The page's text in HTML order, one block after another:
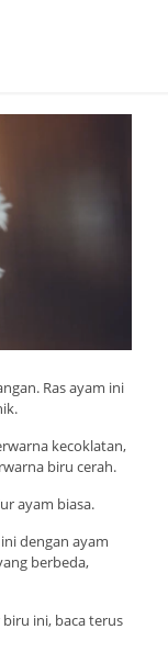
Ras ayam ini
kecoklatan,
biru cerah.
ayam biasa.
dengan ayam
berbeda,
ini, baca terus